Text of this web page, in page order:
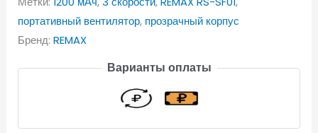
портативный вентилятор, прозрачный корпус
Бренд:REMAX
Варианты оплаты